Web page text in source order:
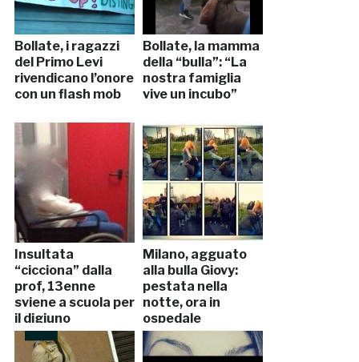
Bollate, i ragazzi
del Primo Levi
rivendicano l’onore
con un flash mob
Bollate, la mamma
della “bulla”: “La
nostra famiglia
vive un incubo”
Insultata
“cicciona” dalla
prof, 13enne
sviene a scuola per
il digiuno
Milano, agguato
alla bulla Giovy:
pestata nella
notte, ora in
ospedale